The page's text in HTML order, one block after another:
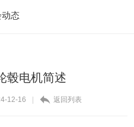
态
毂电机简述
12-16 | 返回列表